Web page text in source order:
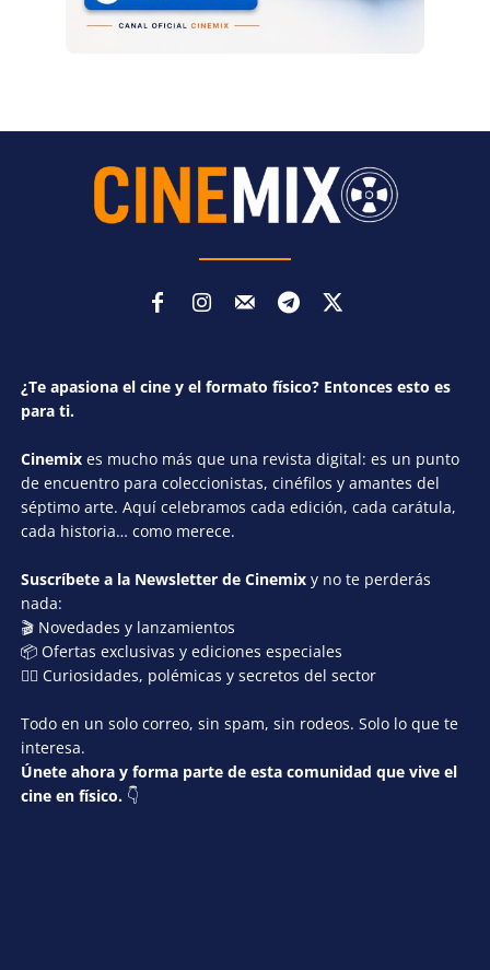
¿Te apasiona el cine y el formato físico? Entonces esto es
para ti.
Cinemix es mucho más que una revista digital: es un punto
de encuentro para coleccionistas, cinéfilos y amantes del
séptimo arte. Aquí celebramos cada edición, cada carátula,
cada historia… como merece.
Suscríbete a la Newsletter de Cinemix y no te perderás
nada:
🎬 Novedades y lanzamientos
📦 Ofertas exclusivas y ediciones especiales
🕵️‍♂️ Curiosidades, polémicas y secretos del sector
Todo en un solo correo, sin spam, sin rodeos. Solo lo que te
interesa.
Únete ahora y forma parte de esta comunidad que vive el
cine en físico. 👇